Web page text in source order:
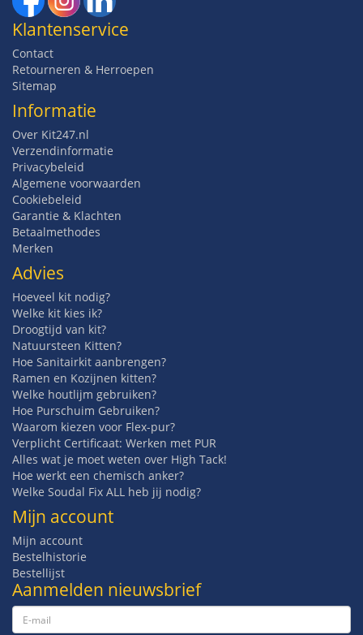
Klantenservice
Contact
Retourneren & Herroepen
Sitemap
Informatie
Over Kit247.nl
Verzendinformatie
Privacybeleid
Algemene voorwaarden
Cookiebeleid
Garantie & Klachten
Betaalmethodes
Merken
Advies
Hoeveel kit nodig?
Welke kit kies ik?
Droogtijd van kit?
Natuursteen Kitten?
Hoe Sanitairkit aanbrengen?
Ramen en Kozijnen kitten?
Welke houtlijm gebruiken?
Hoe Purschuim Gebruiken?
Waarom kiezen voor Flex-pur?
Verplicht Certificaat: Werken met PUR
Alles wat je moet weten over High Tack!
Hoe werkt een chemisch anker?
Welke Soudal Fix ALL heb jij nodig?
Mijn account
Mijn account
Bestelhistorie
Bestellijst
Aanmelden nieuwsbrief